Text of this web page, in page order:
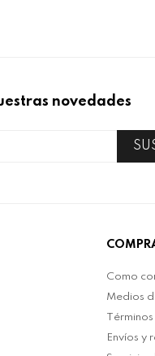
Como
Medios
Envíos y
novedades